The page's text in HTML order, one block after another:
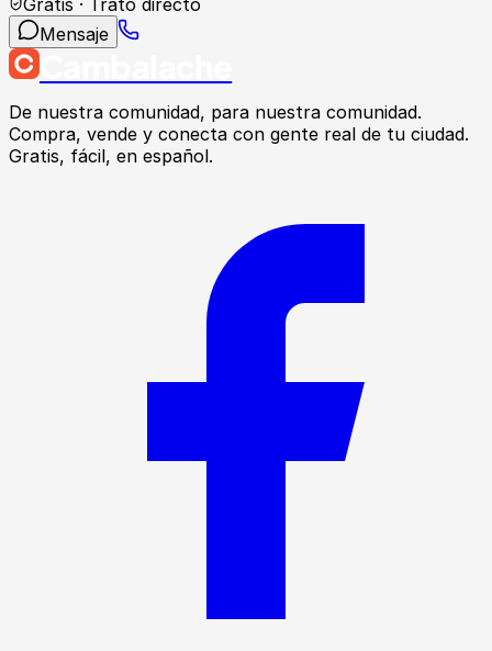
Gratis · Trato directo
Mensaje
De nuestra comunidad, para nuestra comunidad.
Compra, vende y conecta con gente real de tu ciudad.
Gratis, fácil, en español.